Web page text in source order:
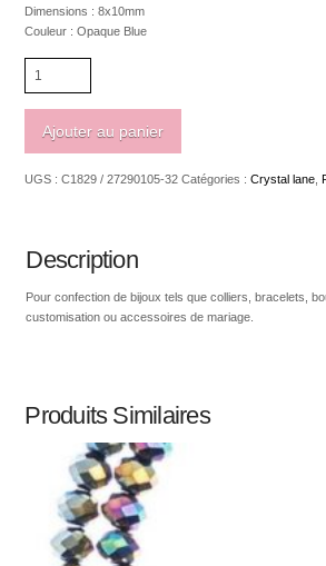
Dimensions : 8x10mm
Couleur : Opaque Blue
Crystal
Lane
x
Ajouter au panier
UGS :C1829 / 27290105-32 Catégories :Crystal lane ,
Description
Pour confection de bijoux tels que colliers, bracelets,
customisation ou accessoires de mariage.
Produits Similaires